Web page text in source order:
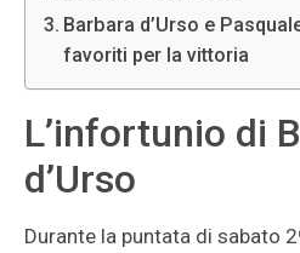
Barbara d’Urso e
favoriti per la vittoria
L’infortunio di
d’Urso
Durante la puntata di sabato